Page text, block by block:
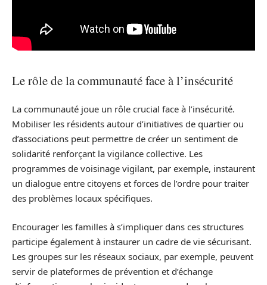
Le rôle de la communauté face à l’insécurité
La communauté joue un rôle crucial face à l’insécurité.
Mobiliser les résidents autour d’initiatives de quartier ou
d’associations peut permettre de créer un sentiment de
solidarité renforçant la vigilance collective. Les
programmes de voisinage vigilant, par exemple, instaurent
un dialogue entre citoyens et forces de l’ordre pour traiter
des problèmes locaux spécifiques.
Encourager les familles à s’impliquer dans ces structures
participe également à instaurer un cadre de vie sécurisant.
Les groupes sur les réseaux sociaux, par exemple, peuvent
servir de plateformes de prévention et d’échange